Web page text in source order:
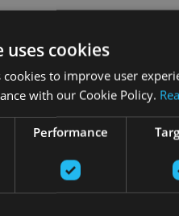
uses cookies
cookies to improve user
with our Cookie Policy.
Performance